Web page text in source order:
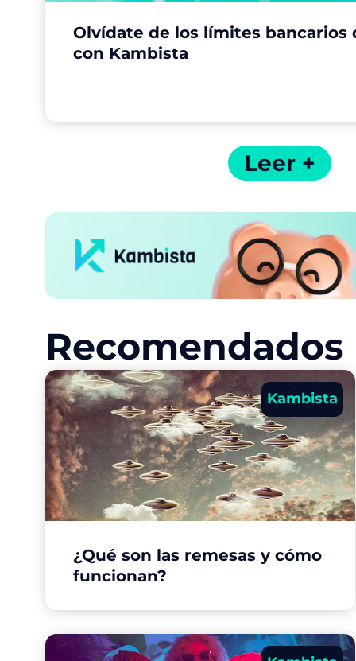
Olvídate de los límites bancarios
con Kambista
Leer +
Recomendados
Kambista
¿Qué son las remesas y cómo
funcionan?